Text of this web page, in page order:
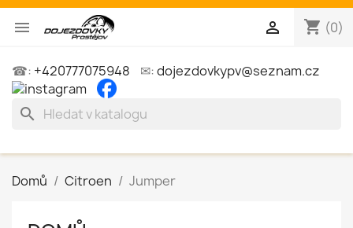
 shopping_cart (0)

☎: +420777075948 ✉:dojezdovkypv@seznam.cz
search
Domů Citroen Jumper